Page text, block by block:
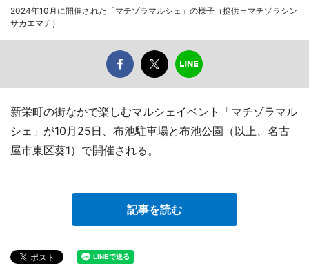
2024年10月に開催された「マチゾラマルシェ」の様子（提供＝マチゾラシン
サカエマチ）
新栄町の街なかで楽しむマルシェイベント「マチゾラマル
シェ」が10月25日、布池駐車場と布池公園（以上、名古
屋市東区葵1）で開催される。
記事を読む